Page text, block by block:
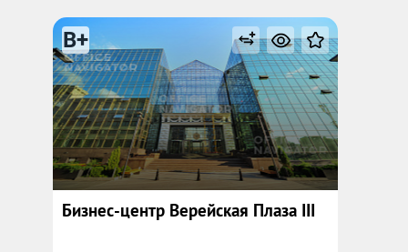
B+
Бизнес-центр Верейская Плаза III